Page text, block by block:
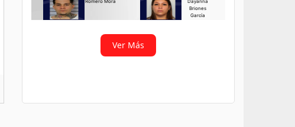
Ver Más